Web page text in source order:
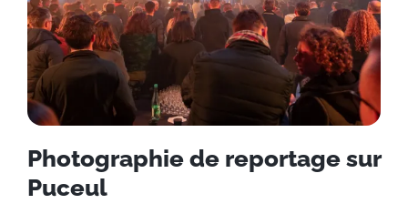
Photographie de reportage sur
Puceul